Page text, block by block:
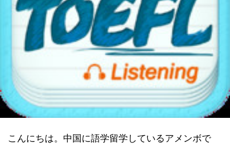
こんにちは。中国に語学留学しているアメンボで